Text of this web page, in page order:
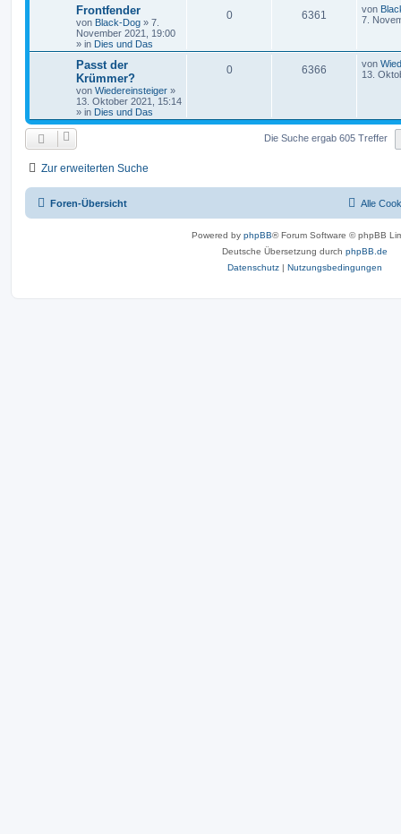
Frontfender
von Black-Dog » 7.
November 2021, 19:00
» in Dies und Das
0 6361 von
7.
Passt der
Krümmer?
von Wiedereinsteiger »
13. Oktober 2021, 15:14
» in Dies und Das
0 6366 von
13.
Die Suche ergab 605 Treffer
Zur erweiterten Suche
Foren-Übersicht Alle
Powered by phpBB® Forum Software © phpBB
Deutsche Übersetzung durch phpBB.de
Datenschutz | Nutzungsbedingungen